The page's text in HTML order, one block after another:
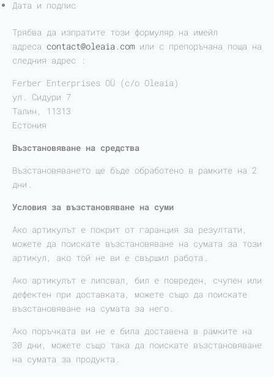
Дата и подпис
Трябва да изпратите този формуляр на имейл
адреса contact@oleaia.com или с препоръчана поща на
следния адрес :
Ferber Enterprises OÜ (c/o Oleaia)
ул. Сидури 7
Талин, 11313
Естония
Възстановяване на средства
Възстановяването ще бъде обработено в рамките на 2
дни.
Условия за възстановяване на суми
Ако артикулът е покрит от гаранция за резултати,
можете да поискате възстановяване на сумата за този
артикул, ако той не ви е свършил работа.
Ако артикулът е липсвал, бил е повреден, счупен или
дефектен при доставката, можете също да поискате
възстановяване на сумата за него.
Ако поръчката ви не е била доставена в рамките на
30 дни, можете също така да поискате възстановяване
на сумата за продукта.